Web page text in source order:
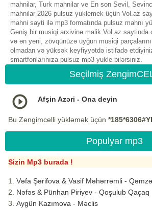
mahnilar, Turk mahnilar ve En son Sevil,
mahnilar 2026 pulsuz yuklemek üçün Vol.az
mahni sayti ilə mp3 formatında pulsuz mahnı
Geniş bir musiqi arxivinə malik Vol.az saytinda
və ən yeni, zövqünüzə uyğun musiqi
olmadan və yüksək keyfiyyətdə istifadə
smartfonlarınıza pulsuz mp3 yukle bilərsiniz.
Seçilmiş
Afşin Azəri - Ona deyin
Bu Zengimcelli yükləmək üçün
Populyar mp3
Sizin Mp3 burada !
Vəfa Şərifova & Vasif Məhərrəmli -
Nəfəs & Pünhan Piriyev - Qoşulub Qaçaq
Aygün Kazımova - Məclis